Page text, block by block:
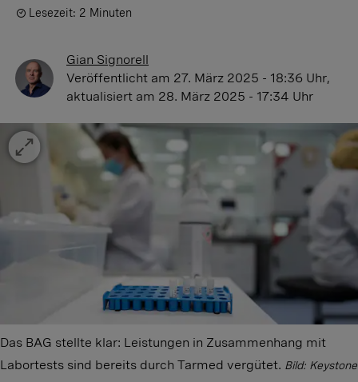
Lesezeit: 2 Minuten
Gian Signorell
Veröffentlicht am 27. März 2025 - 18:36 Uhr,
aktualisiert am 28. März 2025 - 17:34 Uhr
Das BAG stellte klar: Leistungen in Zusammenhang mit
Labortests sind bereits durch Tarmed vergütet. Bild: Keystone